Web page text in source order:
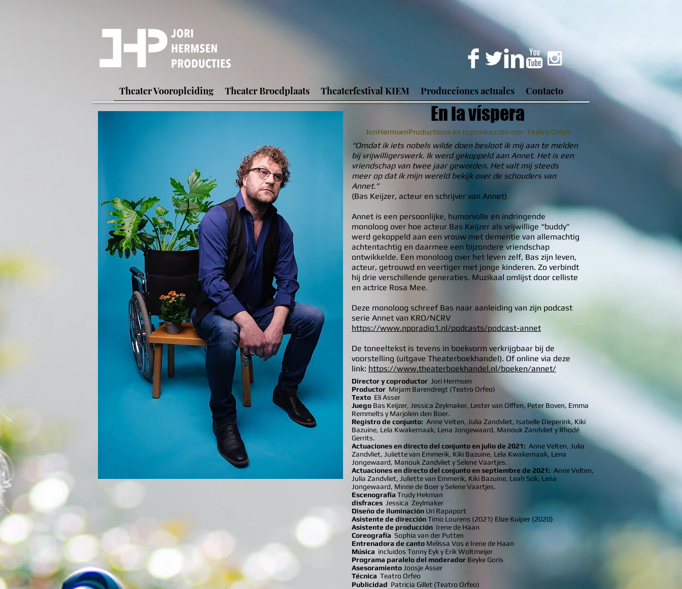
Theater Vooropleiding Theater Broedplaats Theaterfestival KIEM Producciones actuales Contacto
En la víspera
JoriHermsenProductions en coproducción con Teatro Orfeo
“Omdat ik iets nobels wilde doen besloot ik mij aan te melden
bij vrijwilligerswerk. Ik werd gekoppeld aan Annet. Het is een
vriendschap van twee jaar geworden. Het valt mij steeds
meer op dat ik mijn wereld bekijk over de schouders van
Annet.”
(Bas Keijzer, acteur en schrijver van Annet)
Annet is een persoonlijke, humorvolle en indringende
monoloog over hoe acteur Bas Keijzer als vrijwillige “buddy”
werd gekoppeld aan een vrouw met dementie van allemachtig
achtentachtig en daarmee een bijzondere vriendschap
ontwikkelde. Een monoloog over het leven zelf, Bas zijn leven,
acteur, getrouwd en veertiger met jonge kinderen. Zo verbindt
hij drie verschillende generaties. Muzikaal omlijst door celliste
en actrice Rosa Mee.
Deze monoloog schreef Bas naar aanleiding van zijn podcast
serie Annet van KRO/NCRV
https://www.nporadio1.nl/podcasts/podcast-annet
De toneeltekst is tevens in boekvorm verkrijgbaar bij de
voorstelling (uitgave Theaterboekhandel). Of online via deze
link: https://www.theaterboekhandel.nl/boeken/annet/
Director y coproductor Jori Hermsen
Productor Mirjam Barendregt (Teatro Orfeo)
Texto Eli Asser
Juego Bas Keijzer, Jessica Zeylmaker, Lester van Olffen, Peter Boven, Emma
Remmelts y Marjolein den Boer.
Registro de conjunto: Anne Velten, Julia Zandvliet, Isabelle Dieperink, Kiki
Bazuine, Lela Kwakernaak, Lena Jongewaard, Manouk Zandvliet y Rhodé
Gerrits.
Actuaciones en directo del conjunto en julio de 2021: Anne Velten, Julia
Zandvliet, Juliette van Emmerik, Kiki Bazuine, Lela Kwakernaak, Lena
Jongewaard, Manouk Zandvliet y Selene Vaartjes.
Actuaciones en directo del conjunto en septiembre de 2021: Anne Velten,
Julia Zandvliet, Juliette van Emmerik, Kiki Bazuine, Leah Sok, Lena
Jongewaard, Minne de Boer y Selene Vaartjes.
Escenografía Trudy Hekman
disfraces Jessica Zeylmaker
Diseño de iluminación Uri Rapaport
Asistente de direcciónTimo Lourens (2021) Elize Kuiper (2020)
Asistente de producción Irene de Haan
Coreografía Sophia van der Putten
Entrenadora de canto Melissa Vos e Irene de Haan
Música incluidos Tonny Eyk y Erik Woltmeijer
Programa paralelo del moderador Beyke Goris
Asesoramiento Joosje Asser
Técnica Teatro Orfeo
Publicidad Patricia Gillet (Teatro Orfeo)